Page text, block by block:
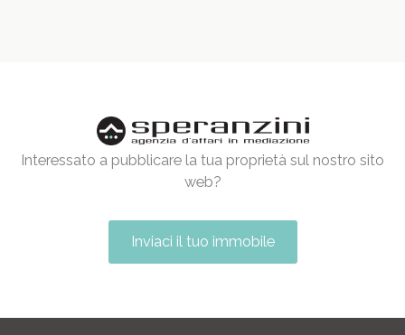
Interessato a pubblicare la tua proprietà sul nostro sito
web?
Inviaci il tuo immobile